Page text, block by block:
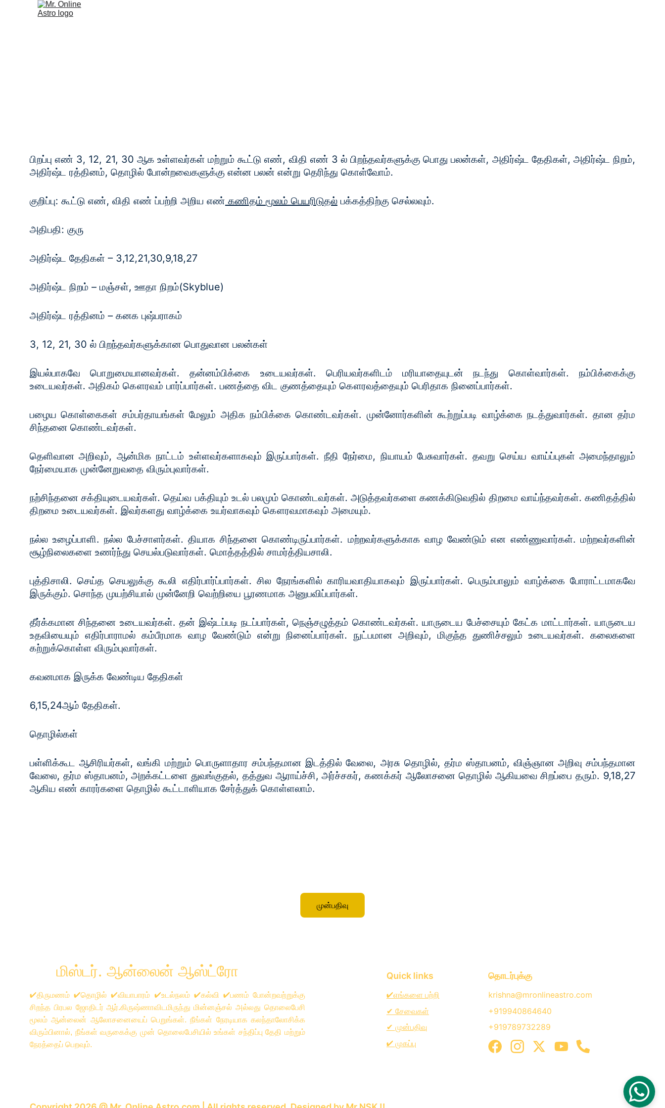
பிறப்பு எண் 3, 12, 21, 30 ஆக உள்ளவர்கள் மற்றும் கூட்டு எண், விதி எண் 3 ல் பிறந்தவர்களுக்கு பொது பலன்கள், அதிர்ஷ்ட தேதிகள், அதிர்ஷ்ட நிறம்,
அதிர்ஷ்ட ரத்தினம், தொழில் போன்றவைகளுக்கு என்ன பலன் என்று தெரிந்து கொள்வோம்.
குறிப்பு: கூட்டு எண், விதி எண் ப்பற்றி அறிய எண் கணிதம் மூலம் பெயரிடுதல் பக்கத்திற்கு செல்லவும்.
அதிபதி: குரு
அதிர்ஷ்ட தேதிகள் – 3,12,21,30,9,18,27
அதிர்ஷ்ட நிறம் – மஞ்சள், ஊதா நிறம்(Skyblue)
அதிர்ஷ்ட ரத்தினம் – கனக புஷ்பராகம்
3, 12, 21, 30 ல் பிறந்தவர்களுக்கான பொதுவான பலன்கள்
இயல்பாகவே பொறுமையானவர்கள். தன்னம்பிக்கை உடையவர்கள். பெரியவர்களிடம் மரியாதையுடன் நடந்து கொள்வார்கள். நம்பிக்கைக்கு
உடையவர்கள். அதிகம் கௌரவம் பார்ப்பார்கள். பணத்தை விட குணத்தையும் கௌரவத்தையும் பெரிதாக நினைப்பார்கள்.
பழைய கொள்கைகள் சம்பர்தாயங்கள் மேலும் அதிக நம்பிக்கை கொண்டவர்கள். முன்னோர்களின் கூற்றுப்படி வாழ்க்கை நடத்துவார்கள். தான தர்ம
சிந்தனை கொண்டவர்கள்.
தெளிவான அறிவும், ஆன்மிக நாட்டம் உள்ளவர்களாகவும் இருப்பார்கள். நீதி நேர்மை, நியாயம் பேசுவார்கள். தவறு செய்ய வாய்ப்புகள் அமைந்தாலும்
நேர்மையாக முன்னேறுவதை விரும்புவார்கள்.
நற்சிந்தனை சக்தியுடையவர்கள். தெய்வ பக்தியும் உடல் பலமும் கொண்டவர்கள். அடுத்தவர்களை கணக்கிடுவதில் திறமை வாய்ந்தவர்கள். கணிதத்தில்
திறமை உடையவர்கள். இவர்களது வாழ்க்கை உயர்வாகவும் கௌரவமாகவும் அமையும்.
நல்ல உழைப்பாளி. நல்ல பேச்சாளர்கள். தியாக சிந்தனை கொண்டிருப்பார்கள். மற்றவர்களுக்காக வாழ வேண்டும் என எண்ணுவார்கள். மற்றவர்களின்
சூழ்நிலைகளை உணர்ந்து செயல்படுவார்கள். மொத்தத்தில் சாமர்த்தியசாலி.
புத்திசாலி. செய்த செயலுக்கு கூலி எதிர்பார்ப்பார்கள். சில நேரங்களில் காரியவாதியாகவும் இருப்பார்கள். பெரும்பாலும் வாழ்க்கை போராட்டமாகவே
இருக்கும். சொந்த முயற்சியால் முன்னேறி வெற்றியை பூரணமாக அனுபவிப்பார்கள்.
தீர்க்கமான சிந்தனை உடையவர்கள். தன் இஷ்டப்படி நடப்பார்கள், நெஞ்சழுத்தம் கொண்டவர்கள். யாருடைய பேச்சையும் கேட்க மாட்டார்கள். யாருடைய
உதவியையும் எதிர்பாராமல் கம்பீரமாக வாழ வேண்டும் என்று நினைப்பார்கள். நுட்பமான அறிவும், மிகுந்த துணிச்சலும் உடையவர்கள். கலைகளை
கற்றுக்கொள்ள விரும்புவார்கள்.
கவனமாக இருக்க வேண்டிய தேதிகள்
6,15,24ஆம் தேதிகள்.
தொழில்கள்
பள்ளிக்கூட ஆசிரியர்கள், வங்கி மற்றும் பொருளாதார சம்பந்தமான இடத்தில் வேலை, அரசு தொழில், தர்ம ஸ்தாபனம், விஞ்ஞான அறிவு சம்பந்தமான
வேலை, தர்ம ஸ்தாபனம், அறக்கட்டளை துவங்குதல், தத்துவ ஆராய்ச்சி, அர்ச்சகர், கணக்கர் ஆலோசனை தொழில் ஆகியவை சிறப்பை தரும். 9,18,27
ஆகிய எண் காரர்களை தொழில் கூட்டாளியாக சேர்த்துக் கொள்ளலாம்.
முன்பதிவு
      மிஸ்டர். ஆன்லைன் ஆஸ்ட்ரோ
தொடர்புக்கு
krishna@mronlineastro.com
+919940864640
✔திருமணம் ✔தொழில் ✔வியாபாரம் ✔உடல்நலம் ✔கல்வி ✔பணம் போன்றவற்றுக்கு
சிறந்த பிரபல ஜோதிடர் ஆர்.கிருஷ்ணாவிடமிருந்து மின்னஞ்சல் அல்லது தொலைபேசி
மூலம் ஆன்லைன் ஆலோசனையைப் பெறுங்கள். நீங்கள் நேரடியாக கலந்தாலோசிக்க
விரும்பினால், நீங்கள் வருகைக்கு முன் தொலைபேசியில் உங்கள் சந்திப்பு தேதி மற்றும்
நேரத்தைப் பெறவும்.
Quick links
✔ சேவைகள்
✔எங்களை பற்றி
✔ முன்பதிவு
✔ முகப்பு
+919789732289